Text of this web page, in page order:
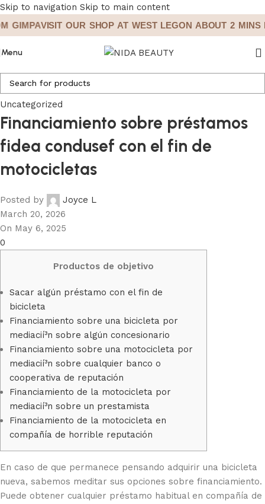
Skip to navigation Skip to main content
VISIT OUR SHOP AT WEST LEGON ABOUT 2 MINS
Menu
Uncategorized
Financiamiento sobre préstamos
fidea condusef con el fin de
motocicletas
Posted by
Joyce L
March 20, 2026
On May 6, 2025
0
Productos de objetivo
Sacar algún préstamo con el fin de
bicicleta
Financiamiento sobre una bicicleta por
mediacií³n sobre algún concesionario
Financiamiento sobre una motocicleta por
mediacií³n sobre cualquier banco o
cooperativa de reputación
Financiamiento de la motocicleta por
mediacií³n sobre un prestamista
Financiamiento de la motocicleta en
compañía de horrible reputación
En caso de que permanece pensando adquirir una bicicleta
nueva, sabemos meditar sus opciones sobre financiamiento.
Puede obtener cualquier préstamo habitual en compañía de